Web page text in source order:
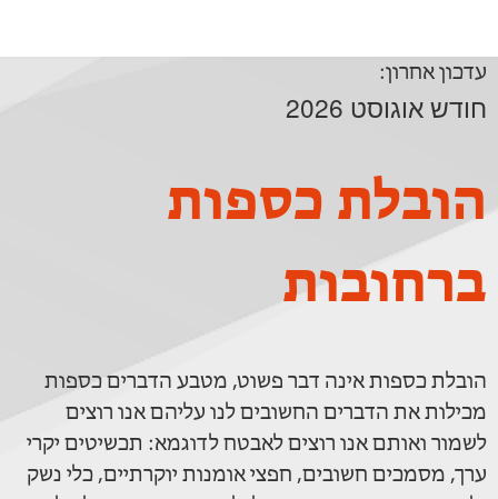
עדכון אחרון:
חודש אוגוסט 2026
הובלת כספות
ברחובות
הובלת כספות אינה דבר פשוט, מטבע הדברים כספות
מכילות את הדברים החשובים לנו עליהם אנו רוצים
לשמור ואותם אנו רוצים לאבטח לדוגמא: תכשיטים יקרי
ערך, מסמכים חשובים, חפצי אומנות יוקרתיים, כלי נשק